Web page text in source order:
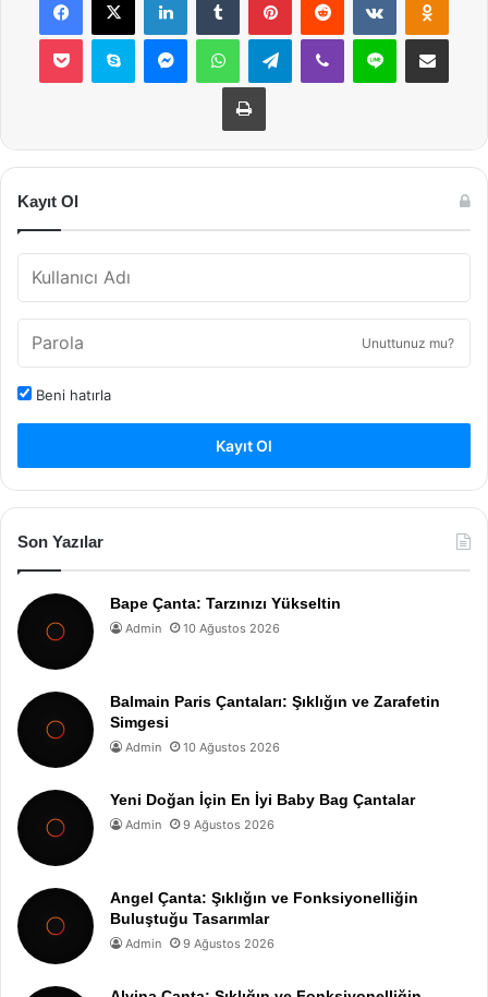
Pocket Skype MessengerWhatsAppTelegramViber Line E-Posta ile
Yazdır
Kayıt Ol
Unuttunuz mu?
Beni hatırla
Kayıt Ol
Son Yazılar
Bape Çanta: Tarzınızı Yükseltin
Admin 10 Ağustos 2026
Balmain Paris Çantaları: Şıklığın ve Zarafetin
Simgesi
Admin 10 Ağustos 2026
Yeni Doğan İçin En İyi Baby Bag Çantalar
Admin 9 Ağustos 2026
Angel Çanta: Şıklığın ve Fonksiyonelliğin
Buluştuğu Tasarımlar
Admin 9 Ağustos 2026